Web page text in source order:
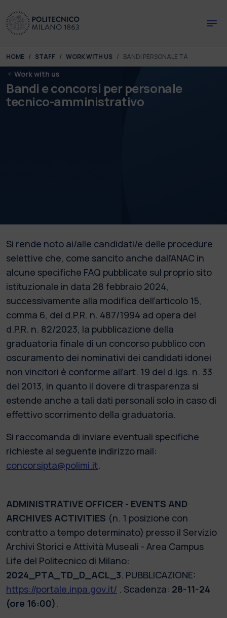
You are here:
HOME STAFF WORK WITH US BANDI PERSONALE TA
Work with us
Bandi e concorsi per personale
tecnico-amministrativo
Si rende noto ai/alle candidati/e delle procedure
selettive che, come sancito anche dall’ANAC in
alcune specifiche FAQ pubblicate sul proprio sito
istituzionale in data 28 febbraio 2024,
successivamente alla modifica dell’articolo 15,
comma 6, del d.P.R. n. 487/1994 ad opera del
d.P.R. n. 82/2023, la pubblicazione della
graduatoria finale di un concorso pubblico con
oscuramento dei nominativi dei candidati idonei
non vincitori è conforme all’art. 19 del d.lgs. n. 33
del 2013, in quanto il dovere di trasparenza si
estende anche a tali dati personali solo in caso di
effettivo scorrimento della graduatoria.
Si raccomanda di inviare eventuali specifiche
richieste al seguente indirizzo mail:
concorsipta@polimi.it.
ADMINISTRATIVE OFFICER - EVENTS AND
ARCHIVES ACTIVITIES (n. 1 posizione con
contratto a tempo determinato) presso il Servizio
Archivi Storici e Attività Museali - Area Campus
Life del Politecnico di Milano:
2024_PTA_TD_D_ACL_3. PUBBLICAZIONE:
https://portale.inpa.gov.it/ . Scadenza: 28-11-24
(ore 16:00).